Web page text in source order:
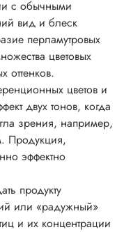
пигментов
кислотами и
пигментами;
неожиданные
с
с обычными
вид и блеск
перламутровых
цветовых
оттенков.
цветов и
двух тонов, когда
зрения, например,
Продукция,
эффектно
продукту
или «радужный»
и их концентрации